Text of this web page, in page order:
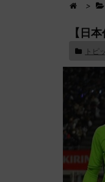
>
【日
トピ